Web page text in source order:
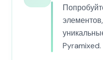
Pyramixed.